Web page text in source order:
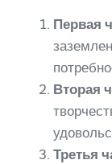
Первая
Вторая
Третья